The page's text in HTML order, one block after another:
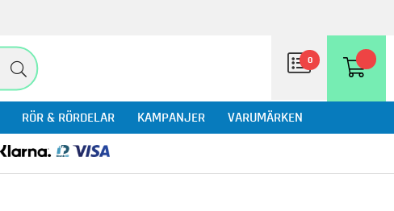
0
RÖR & RÖRDELAR KAMPANJER VARUMÄRKEN